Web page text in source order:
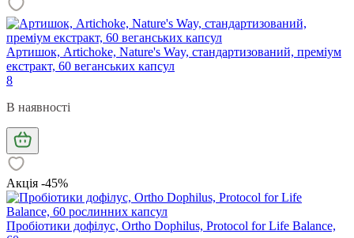
Артишок, Artichoke, Nature's Way, стандартизований, преміум
екстракт, 60 веганських капсул
8
В наявності
Акція -45%
Пробіотики дофілус, Ortho Dophilus, Protocol for Life Balance,